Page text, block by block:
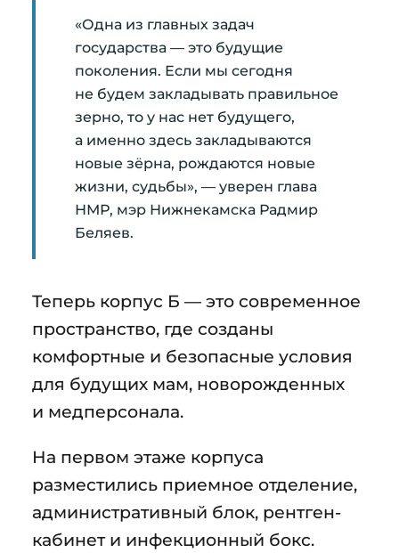
«Одна из главных задач
государства — это будущие
поколения. Если мы сегодня
не будем закладывать правильное
зерно, то у нас нет будущего,
а именно здесь закладываются
новые зёрна, рождаются новые
жизни, судьбы», — уверен глава
НМР, мэр Нижнекамска Радмир
Беляев.
Теперь корпус Б — это современное
пространство, где созданы
комфортные и безопасные условия
для будущих мам, новорожденных
и медперсонала.
На первом этаже корпуса
разместились приемное отделение,
административный блок, рентген-
кабинет и инфекционный бокс.